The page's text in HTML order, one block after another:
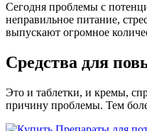
Сегодня проблемы с
неправильное питание,
выпускают огромное
Средства для
Это и таблетки, и кремы,
причину проблемы. Тем